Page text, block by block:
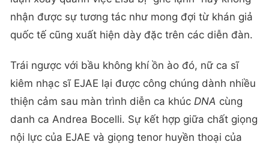
nhận được sự tương tác như mong đợi từ khán giả
quốc tế cũng xuất hiện dày đặc trên các diễn đàn.
Trái ngược với bầu không khí ồn ào đó, nữ ca sĩ
kiêm nhạc sĩ EJAE lại được công chúng dành nhiều
thiện cảm sau màn trình diễn ca khúc DNA cùng
danh ca Andrea Bocelli. Sự kết hợp giữa chất giọng
nội lực của EJAE và giọng tenor huyền thoại của